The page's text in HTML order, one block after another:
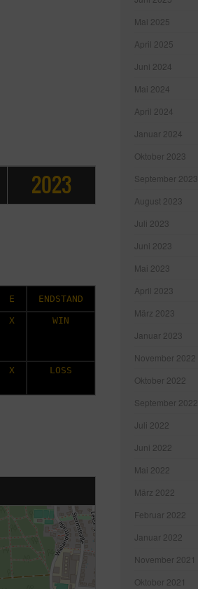
2023
E ENDSTAND
X WIN
X LOSS
Mai 2025
April 2025
Juni 2024
Mai 2024
April 2024
Januar 2024
Oktober 2023
September 2023
August 2023
Juli 2023
Juni 2023
Mai 2023
April 2023
März 2023
Januar 2023
November 2022
Oktober 2022
September 2022
Juli 2022
Juni 2022
Mai 2022
März 2022
Februar 2022
Januar 2022
November 2021
Oktober 2021